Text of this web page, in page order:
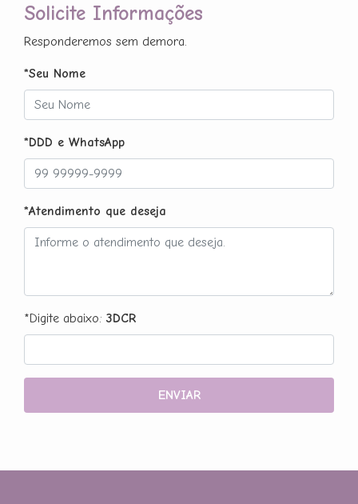
Solicite Informações
Responderemos sem demora.
*Seu Nome
*DDD e WhatsApp
*Atendimento que deseja
*Digite abaixo: 3DCR
ENVIAR